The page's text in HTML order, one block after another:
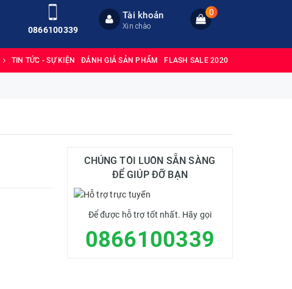
0866100339
Tài khoản
Xin chào
0
TIN TỨC - SỰ KIỆN ĐÁNH GIÁ SẢN PHẨM FLASH SALE 2020
CHÚNG TÔI LUÔN SẴN SÀNG
ĐỂ GIÚP ĐỠ BẠN
Để được hỗ trợ tốt nhất. Hãy gọi
0866100339